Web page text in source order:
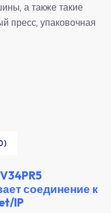
а также такие
пресс, упаковочная
соединение к
IP